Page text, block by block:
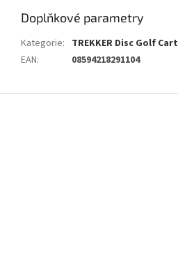
Doplňkové parametry
Kategorie: TREKKER Disc Golf Cart
EAN: 08594218291104